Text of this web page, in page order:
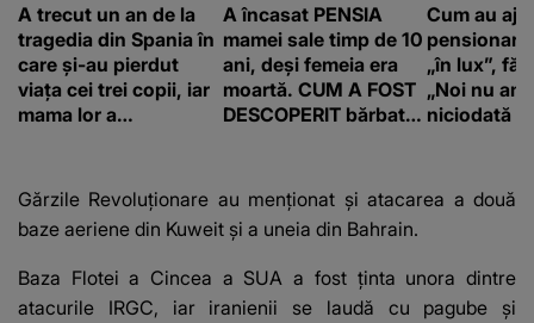
A trecut un an de la
tragedia din Spania în
care și-au pierdut
viața cei trei copii, iar
mama lor a…
A încasat PENSIA
mamei sale timp de 10
ani, deși femeia era
moartă. CUM A FOST
DESCOPERIT bărbatul
banii obținuți? SUMA
E COLOSALĂ
Cum au
pensionari
„în lux”,
„Noi nu
niciodată
Gărzile Revoluționare au menționat și atacarea a două
baze aeriene din Kuweit și a uneia din Bahrain.
Baza Flotei a Cincea a SUA a fost ținta unora dintre
atacurile IRGC, iar iranienii se laudă cu pagube și